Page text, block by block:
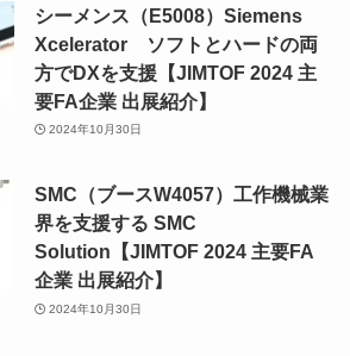
シーメンス（E5008）Siemens
Xcelerator ソフトとハードの両
方でDXを支援【JIMTOF 2024 主
要FA企業 出展紹介】
2024年10月30日
SMC（ブースW4057）工作機械業
界を支援する SMC
Solution【JIMTOF 2024 主要FA
企業 出展紹介】
2024年10月30日